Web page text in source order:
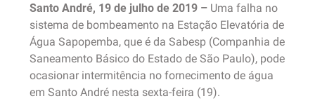
Santo André, 19 de julho de 2019 – Uma falha no
sistema de bombeamento na Estação Elevatória de
Água Sapopemba, que é da Sabesp (Companhia de
Saneamento Básico do Estado de São Paulo), pode
ocasionar intermitência no fornecimento de água
em Santo André nesta sexta-feira (19).